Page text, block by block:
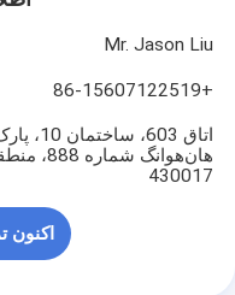
Mr. Jason Liu
+86-15607122519
اتاق
430017
اکنون